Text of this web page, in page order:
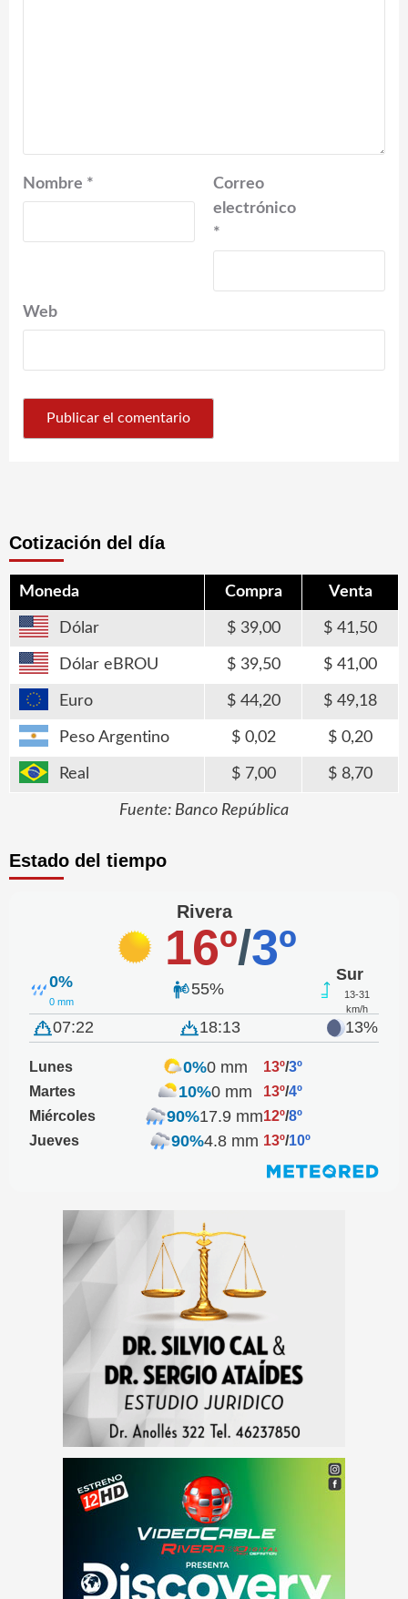
Nombre *
Correo
electrónico
*
Web
Cotización del día
Moneda Compra Venta
Dólar 39,00 41,50
Dólar eBROU 39,50 41,00
Euro 44,20 49,18
Peso Argentino 0,02 0,20
Real 7,00 8,70
Fuente: Banco República
Estado del tiempo
Rivera
16º/3º
0%
0 mm
55%
Sur
13-31
km/h
07:22 18:13 13%
Lunes 0%0 mm 13º/3º
Martes
10%0 mm 13º/4º
Miércoles
90%17.9 mm12º/8º
Jueves
90%4.8 mm 13º/10º